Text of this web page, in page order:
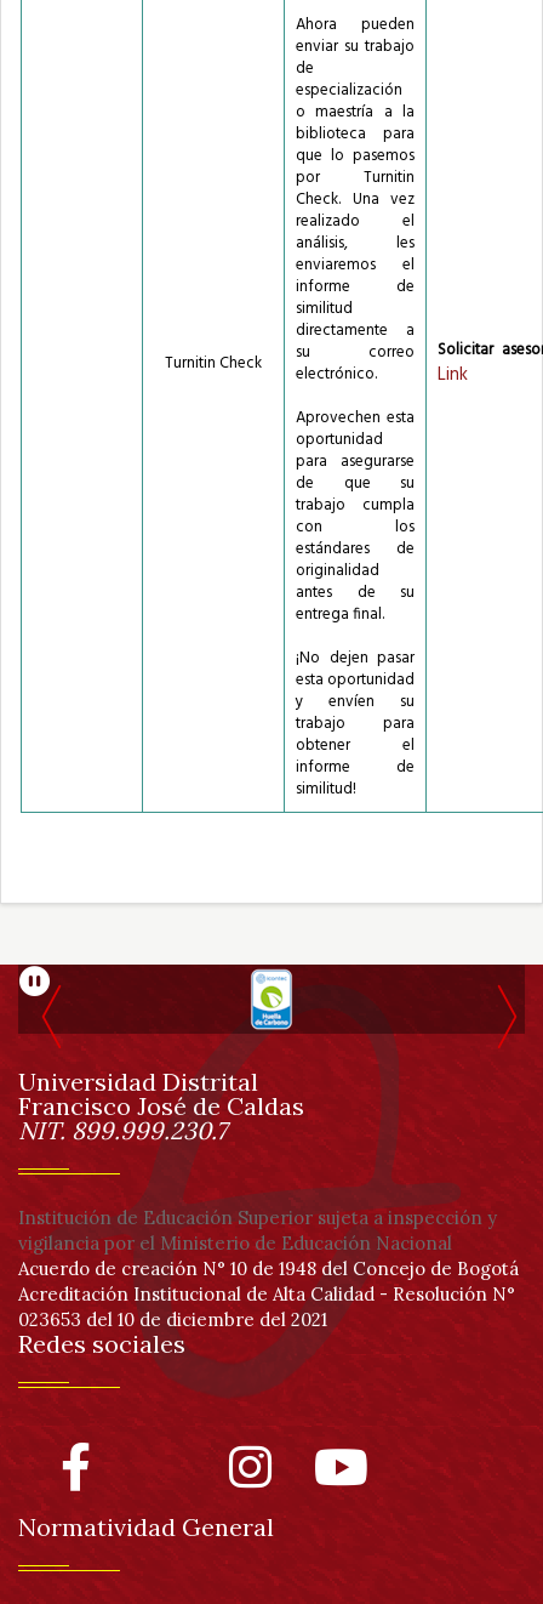
Turnitin Check
Ahora pueden
enviar su trabajo
de
especialización
o maestría a la
biblioteca para
que lo pasemos
por Turnitin
Check. Una vez
realizado el
análisis, les
enviaremos el
informe de
similitud
directamente a
su correo
electrónico.
Aprovechen esta
oportunidad
para asegurarse
de que su
trabajo cumpla
con los
estándares de
originalidad
antes de su
entrega final.
¡No dejen pasar
esta oportunidad
y envíen su
trabajo para
obtener el
informe de
similitud!
Solicitar
Link
Información
pie
de
página
Pausar
Información
Universidad Distrital
Francisco José de Caldas
NIT. 899.999.230.7
Institución de Educación Superior sujeta a inspección y
vigilancia por el Ministerio de Educación Nacional
Acuerdo de creación N° 10 de 1948 del Concejo de Bogotá
Acreditación Institucional de Alta Calidad - Resolución N°
023653 del 10 de diciembre del 2021
Redes sociales
Normatividad General